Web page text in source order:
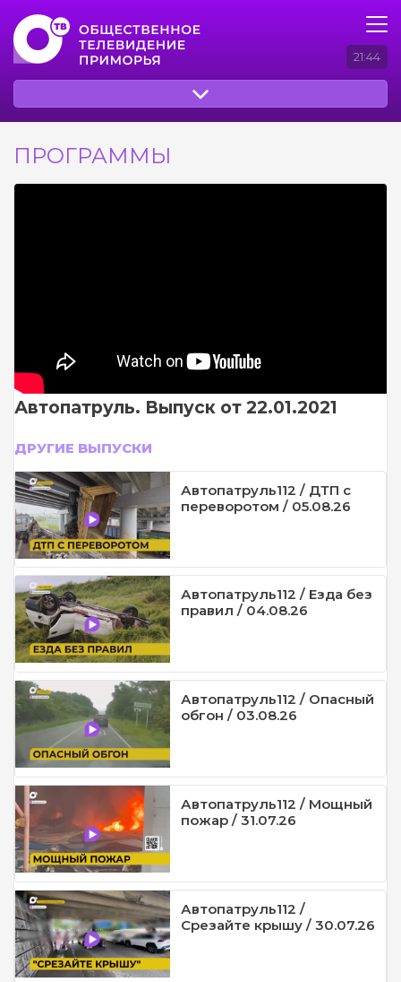
21:44
ПРОГРАММЫ
Автопатруль. Выпуск от 22.01.2021
ДРУГИЕ ВЫПУСКИ
Автопатруль112 / ДТП с
переворотом / 05.08.26
Автопатруль112 / Езда без
правил / 04.08.26
Автопатруль112 / Опасный
обгон / 03.08.26
Автопатруль112 / Мощный
пожар / 31.07.26
Автопатруль112 /
Срезайте крышу / 30.07.26